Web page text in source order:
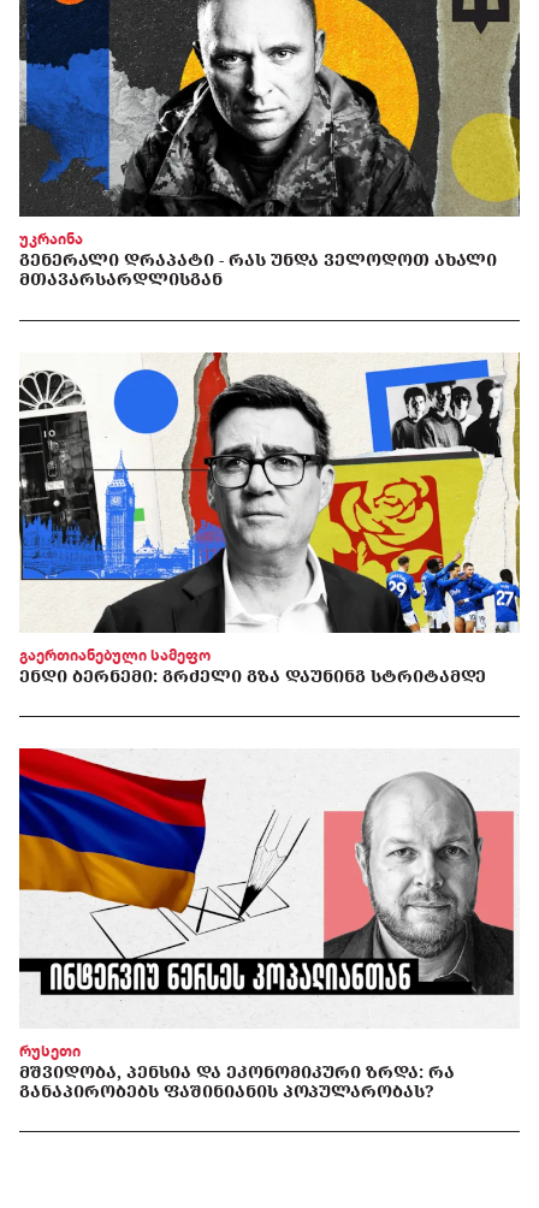
უკრაინა
ᲒᲔᲜᲔᲠᲐᲚᲘ ᲓᲠᲐᲞᲐᲢᲘ - ᲠᲐᲡ ᲣᲜᲓᲐ ᲕᲔᲚᲝᲓᲝᲗ ᲐᲮᲐᲚᲘ
ᲛᲗᲐᲕᲐᲠᲡᲐᲠᲓᲚᲘᲡᲒᲐᲜ
გაერთიანებული სამეფო
ᲔᲜᲓᲘ ᲑᲔᲠᲜᲔᲛᲘ: ᲒᲠᲫᲔᲚᲘ ᲒᲖᲐ ᲓᲐᲣᲜᲘᲜᲒ ᲡᲢᲠᲘᲢᲐᲛᲓᲔ
რუსეთი
ᲛᲨᲕᲘᲓᲝᲑᲐ, ᲞᲔᲜᲡᲘᲐ ᲓᲐ ᲔᲙᲝᲜᲝᲛᲘᲙᲣᲠᲘ ᲖᲠᲓᲐ: ᲠᲐ
ᲒᲐᲜᲐᲞᲘᲠᲝᲑᲔᲑᲡ ᲤᲐᲨᲘᲜᲘᲐᲜᲘᲡ ᲞᲝᲞᲣᲚᲐᲠᲝᲑᲐᲡ?